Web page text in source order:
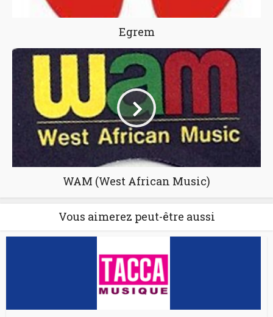
Egrem
WAM (West African Music)
Vous aimerez peut-être aussi